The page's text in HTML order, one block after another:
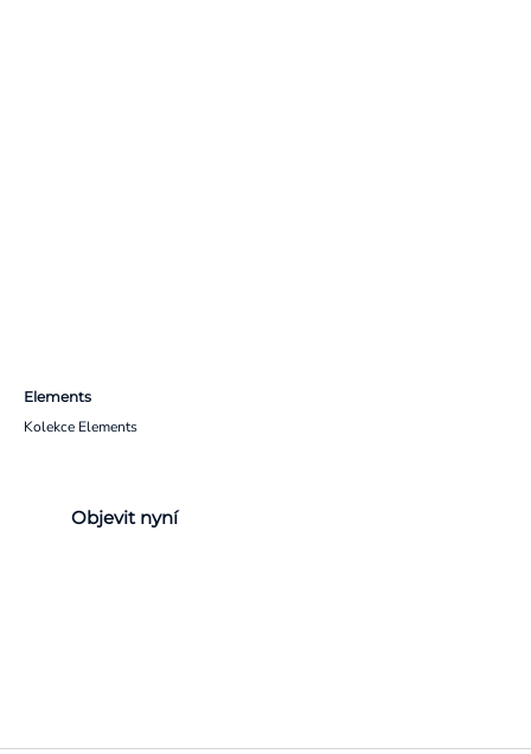
Elements
Kolekce Elements
Objevit nyní